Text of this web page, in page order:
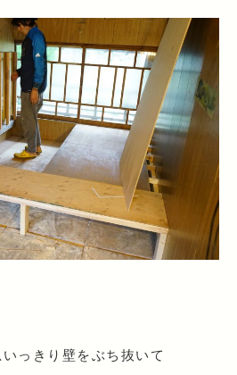
っきり壁をぶち抜いて